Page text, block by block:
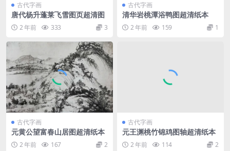
古代字画
唐代杨升蓬莱飞雪图页超清图
2 年前 333 3
古代字画
清华岩桃潭浴鸭图超清纸本
2 年前 159 1
古代字画
元黄公望富春山居图超清纸本
2 年前 167 2
古代字画
元王渊桃竹锦鸡图轴超清纸本
2 年前 114 2